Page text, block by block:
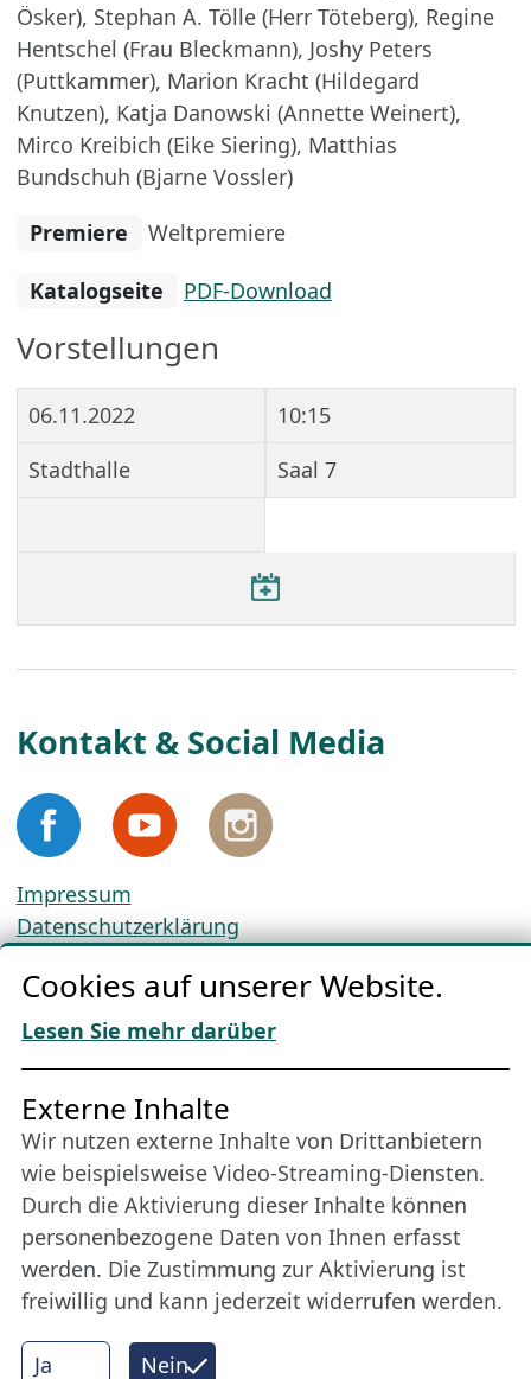
Ösker), Stephan A. Tölle (Herr Töteberg), Regine
Hentschel (Frau Bleckmann), Joshy Peters
(Puttkammer), Marion Kracht (Hildegard
Knutzen), Katja Danowski (Annette Weinert),
Mirco Kreibich (Eike Siering), Matthias
Bundschuh (Bjarne Vossler)
Premiere
Weltpremiere
Katalogseite PDF-Download
Vorstellungen
06.11.2022
10:15
Stadthalle
Saal 7
Kontakt & Social Media
Impressum
Datenschutzerklärung
AGBs
Download „Nordic Tango“
Freundes­kreis
Bleiben Sie uns das ganze Jahr über verbunden:
Werden Sie Freund der Nordischen Filmtage
Lübeck.
Mehr erfahren
Cookies auf unserer Website.
Lesen Sie mehr darüber
Ja Nein
Externe Inhalte
Wir nutzen externe Inhalte von Drittanbietern
wie beispielsweise Video-Streaming-Diensten.
Durch die Aktivierung dieser Inhalte können
personenbezogene Daten von Ihnen erfasst
werden. Die Zustimmung zur Aktivierung ist
freiwillig und kann jederzeit widerrufen werden.